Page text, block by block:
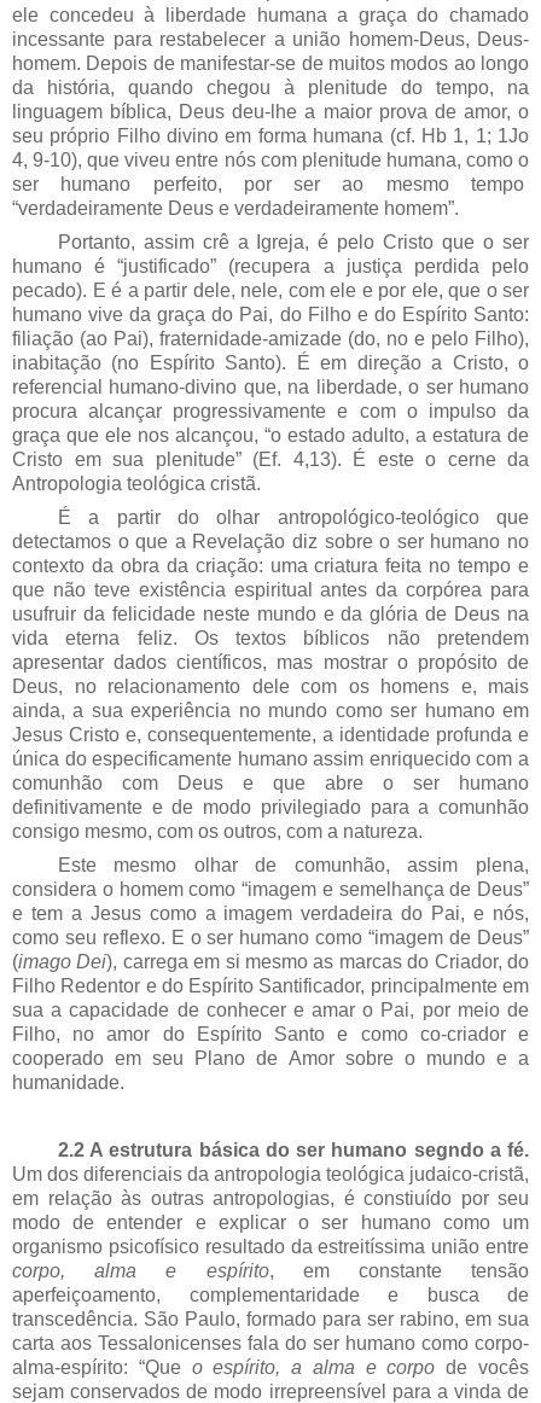
ele concedeu à liberdade humana a graça do chamado
incessante para restabelecer a união homem-Deus, Deus-
homem. Depois de manifestar-se de muitos modos ao longo
da história, quando chegou à plenitude do tempo, na
linguagem bíblica, Deus deu-lhe a maior prova de amor, o
seu próprio Filho divino em forma humana (cf. Hb 1, 1; 1Jo
4, 9-10), que viveu entre nós com plenitude humana, como o
ser humano perfeito, por ser ao mesmo tempo
“verdadeiramente Deus e verdadeiramente homem”.
Portanto, assim crê a Igreja, é pelo Cristo que o ser
humano é “justificado” (recupera a justiça perdida pelo
pecado). E é a partir dele, nele, com ele e por ele, que o ser
humano vive da graça do Pai, do Filho e do Espírito Santo:
filiação (ao Pai), fraternidade-amizade (do, no e pelo Filho),
inabitação (no Espírito Santo). É em direção a Cristo, o
referencial humano-divino que, na liberdade, o ser humano
procura alcançar progressivamente e com o impulso da
graça que ele nos alcançou, “o estado adulto, a estatura de
Cristo em sua plenitude” (Ef. 4,13). É este o cerne da
Antropologia teológica cristã.
É a partir do olhar antropológico-teológico que
detectamos o que a Revelação diz sobre o ser humano no
contexto da obra da criação: uma criatura feita no tempo e
que não teve existência espiritual antes da corpórea para
usufruir da felicidade neste mundo e da glória de Deus na
vida eterna feliz. Os textos bíblicos não pretendem
apresentar dados científicos, mas mostrar o propósito de
Deus, no relacionamento dele com os homens e, mais
ainda, a sua experiência no mundo como ser humano em
Jesus Cristo e, consequentemente, a identidade profunda e
única do especificamente humano assim enriquecido com a
comunhão com Deus e que abre o ser humano
definitivamente e de modo privilegiado para a comunhão
consigo mesmo, com os outros, com a natureza.
Este mesmo olhar de comunhão, assim plena,
considera o homem como “imagem e semelhança de Deus”
e tem a Jesus como a imagem verdadeira do Pai, e nós,
como seu reflexo. E o ser humano como “imagem de Deus”
(imago Dei), carrega em si mesmo as marcas do Criador, do
Filho Redentor e do Espírito Santificador, principalmente em
sua a capacidade de conhecer e amar o Pai, por meio de
Filho, no amor do Espírito Santo e como co-criador e
cooperadoem seu Plano de Amor sobre o mundo e a
humanidade.
2.2 A estrutura básica do ser humano segndo a fé.
Um dos diferenciais da antropologia teológica judaico-cristã,
em relação às outras antropologias, é constiuído por seu
modo de entender e explicar o ser humano como um
organismo psicofísico resultado da estreitíssima união entre
corpo, alma e espírito, em constante tensão
aperfeiçoamento, complementaridade e busca de
transcedência. São Paulo, formado para ser rabino, em sua
carta aos Tessalonicenses fala do ser humano como corpo-
alma-espírito: “Que o espírito, a alma e corpo de vocês
sejam conservados de modo irrepreensível para a vinda de